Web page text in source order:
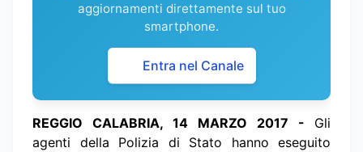
aggiornamenti direttamente sul tuo
smartphone.
Entra nel Canale
REGGIO CALABRIA, 14 MARZO 2017 - Gli
agenti della Polizia di Stato hanno eseguito